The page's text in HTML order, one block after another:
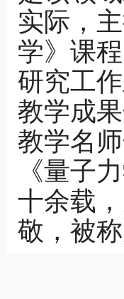
实际，
学》课
研究工
教学成
教学名
《量子
十余载
敬，被称